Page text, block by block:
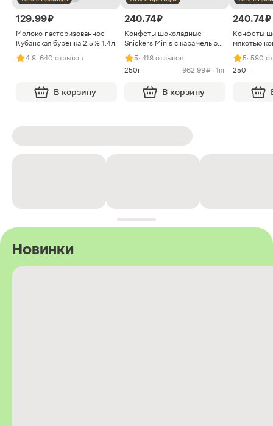
129.99 ₽
Молоко пастеризованное
Кубанская буренка 2.5% 1.4л
4.8· 640 отзывов
В корзину
240.74 ₽
Конфеты шоколадные
Snickers Minis с карамелью
арахисом и нугой
5· 418 отзывов
250г
962.99 ₽ · 1кг
В корзину
240.74 ₽
Конфеты
мякотью
5· 580
250г
Новинки